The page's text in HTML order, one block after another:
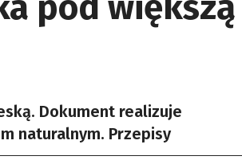
Dokument realizuje
naturalnym. Przepisy